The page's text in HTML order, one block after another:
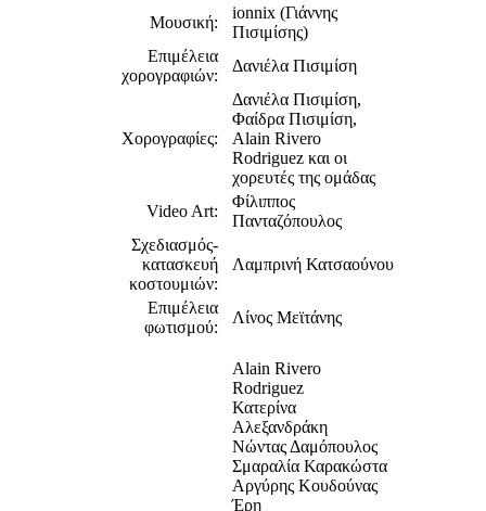
Μουσική:
ionnix (Γιάννης
Πισιμίσης)
Επιμέλεια
χορογραφιών:
Δανιέλα Πισιμίση
Χορογραφίες:
Δανιέλα Πισιμίση,
Φαίδρα Πισιμίση,
Alain Rivero
Rodriguez και οι
χορευτές της ομάδας
Video Art:
Φίλιππος
Πανταζόπουλος
Σχεδιασμός-
κατασκευή
κοστουμιών:
Λαμπρινή Κατσαούνου
Επιμέλεια
φωτισμού:
Λίνος Μεϊτάνης
Alain Rivero
Rodriguez
Κατερίνα
Αλεξανδράκη
Νώντας Δαμόπουλος
Σμαραλία Καρακώστα
Αργύρης Κουδούνας
Έρη